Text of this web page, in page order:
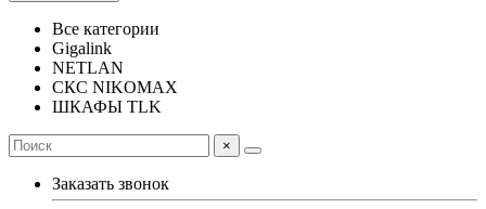
Все категории
Gigalink
NETLAN
СКС NIKOMAX
ШКАФЫ TLK
×
Заказать звонок